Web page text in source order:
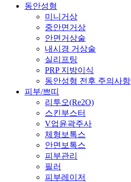
동안성형
미니거상
중안면거상
안면거상술
내시경 거상술
실리프팅
PRP 지방이식
동안성형 전후 주의사항
피부/쁘띠
리투오(Re2O)
스킨부스터
V업윤곽주사
체형보톡스
안면보톡스
피부관리
필러
피부레이저